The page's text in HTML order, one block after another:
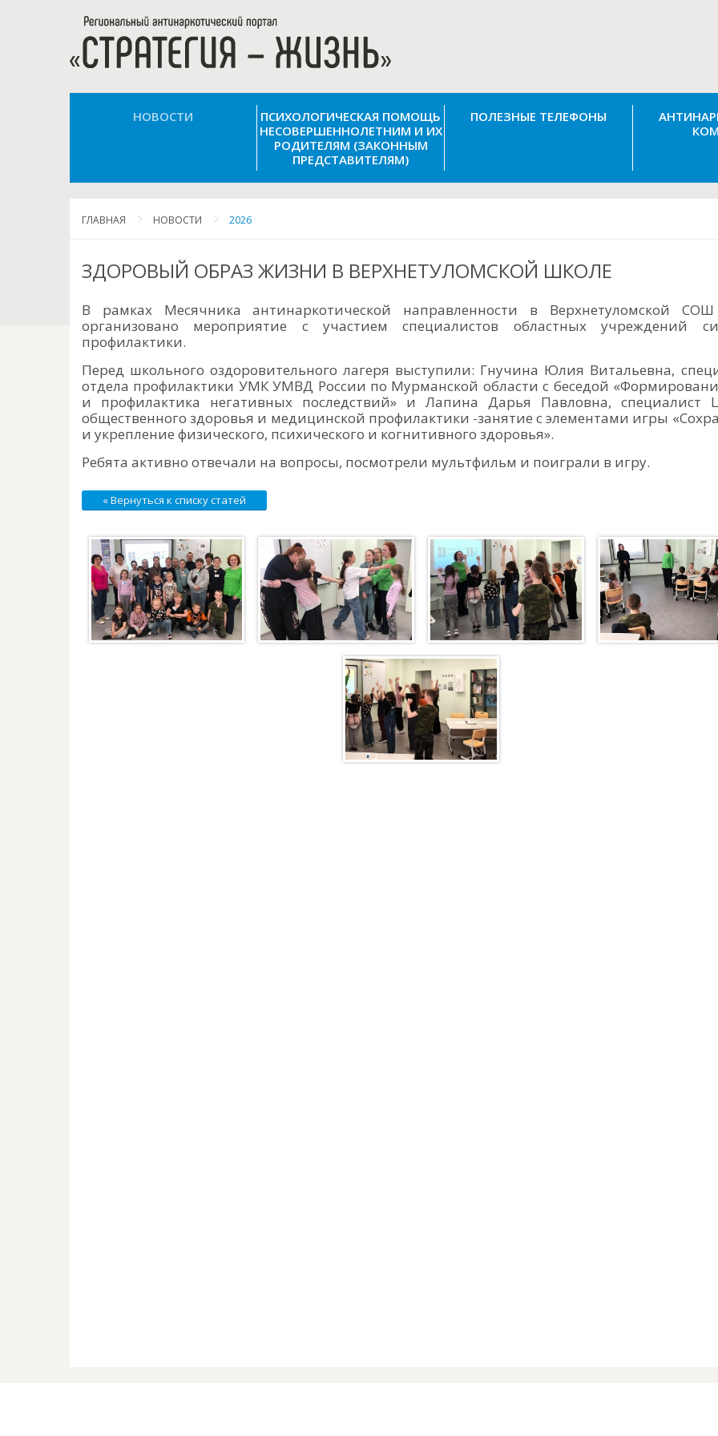
НОВОСТИ
ПСИХОЛОГИЧЕСКАЯ ПОМОЩЬ
НЕСОВЕРШЕННОЛЕТНИМ И ИХ
РОДИТЕЛЯМ (ЗАКОННЫМ
ПРЕДСТАВИТЕЛЯМ)
ПОЛЕЗНЫЕ ТЕЛЕФОНЫ
ГЛАВНАЯ НОВОСТИ 2026
ЗДОРОВЫЙ ОБРАЗ ЖИЗНИ В ВЕРХНЕТУЛОМСКОЙ ШКОЛЕ
В рамках Месячника антинаркотической направленности в Верхнетуломской
организовано мероприятие с участием специалистов областных учреждений
профилактики.
Перед школьного оздоровительного лагеря выступили: Гнучина Юлия Витальевна,
отдела профилактики УМК УМВД России по Мурманской области с беседой
и профилактика негативных последствий» и Лапина Дарья Павловна, специалист
общественного здоровья и медицинской профилактики -занятие с элементами игры
и укрепление физического, психического и когнитивного здоровья».
Ребята активно отвечали на вопросы, посмотрели мультфильм и поиграли в игру.
« Вернуться к списку статей